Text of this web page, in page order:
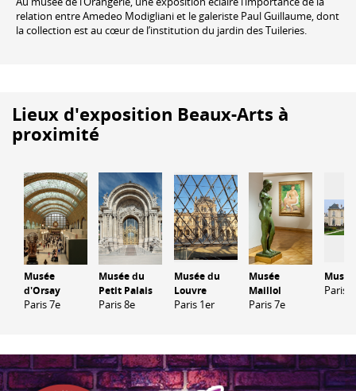
relation entre Amedeo Modigliani et le galeriste Paul Guillaume, dont
la collection est au cœur de l’institution du jardin des Tuileries.
Lieux d'exposition Beaux-Arts à
proximité
Musée
d'Orsay
Paris 7e
Musée du
Petit Palais
Paris 8e
Musée du
Louvre
Paris 1er
Musée
Maillol
Paris 7e
Paris